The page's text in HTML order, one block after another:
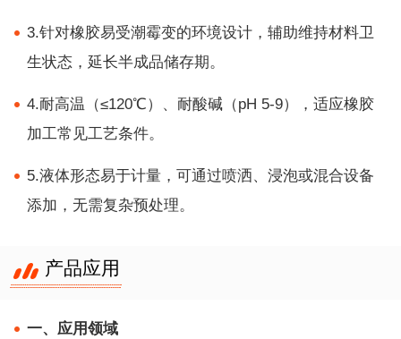
3.针对橡胶易受潮霉变的环境设计，辅助维持材料卫
生状态，延长半成品储存期。
4.耐高温（≤120℃）、耐酸碱（pH 5-9），适应橡胶
加工常见工艺条件。
5.液体形态易于计量，可通过喷洒、浸泡或混合设备
添加，无需复杂预处理。
产品应用
一、应用领域